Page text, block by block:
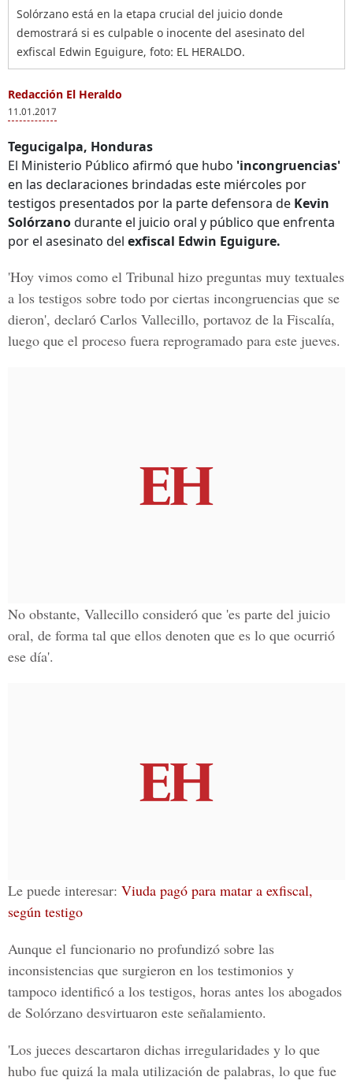
Solórzano está en la etapa crucial del juicio donde
demostrará si es culpable o inocente del asesinato del
exfiscal Edwin Eguigure, foto: EL HERALDO.
Redacción El Heraldo
11.01.2017
Tegucigalpa, Honduras
El Ministerio Público afirmó que hubo 'incongruencias'
en las declaraciones brindadas este miércoles por
testigos presentados por la parte defensora de Kevin
Solórzanodurante el juicio oral y público que enfrenta
por el asesinato del exfiscal Edwin Eguigure.
'Hoy vimos como el Tribunal hizo preguntas muy textuales
a los testigos sobre todo por ciertas incongruencias que se
dieron', declaró Carlos Vallecillo, portavoz de la Fiscalía,
luego que el proceso fuera reprogramado para este jueves.
No obstante, Vallecillo consideró que 'es parte del juicio
oral, de forma tal que ellos denoten que es lo que ocurrió
ese día'.
Le puede interesar: Viuda pagó para matar a exfiscal,
según testigo
Aunque el funcionario no profundizó sobre las
inconsistencias que surgieron en los testimonios y
tampoco identificó a los testigos, horas antes los abogados
de Solórzano desvirtuaron este señalamiento.
'Los jueces descartaron dichas irregularidades y lo que
hubo fue quizá la mala utilización de palabras, lo que fue